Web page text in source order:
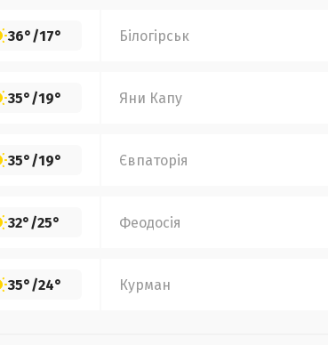
36°/17° Білогірськ
35°/19° Яни Капу
35°/19° Євпаторія
32°/25° Феодосія
35°/24° Курман